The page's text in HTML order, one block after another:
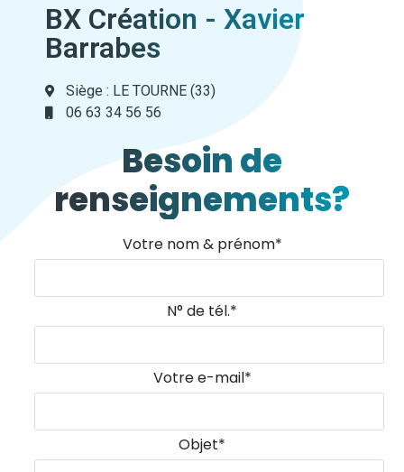
BX Création - Xavier
Barrabes
Siège : LE TOURNE (33)
06 63 34 56 56
Besoin de
renseignements?
Votre nom & prénom*
N° de tél.*
Votre e-mail*
Objet*